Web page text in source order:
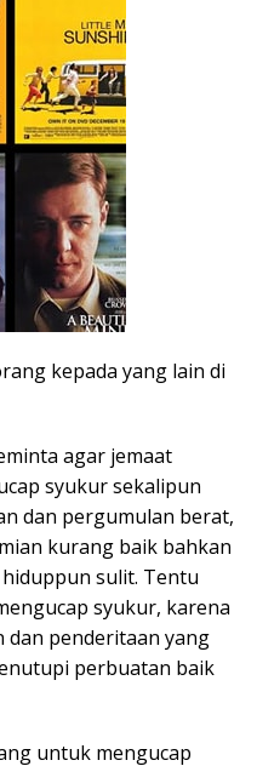
kepada yang lain di
agar jemaat
syukur sekalipun
dan pergumulan berat,
kurang baik bahkan
sulit. Tentu
syukur, karena
dan penderitaan yang
perbuatan baik
untuk mengucap